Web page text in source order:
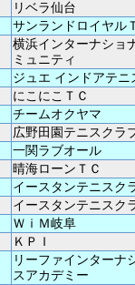
リベラ仙台
サンランドロイヤル
横浜インターナショ
ミュニティ
ジュエ インドアテニ
にこにこＴＣ
チームオクヤマ
広野田園テニスクラ
一関ラブオール
晴海ローンＴＣ
イースタンテニスク
イースタンテニスク
ＷｉＭ岐阜
ＫＰＩ
リーファインターナ
スアカデミー